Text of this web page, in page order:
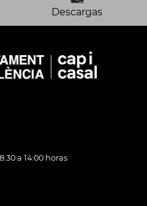
Descargas
a 14:00 horas